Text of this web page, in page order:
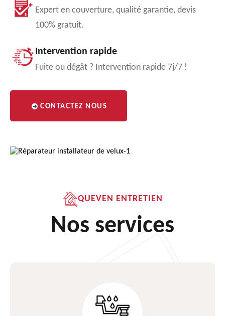
Expert en couverture, qualité garantie, devis
100% gratuit.
Intervention rapide
Fuite ou dégât ? Intervention rapide 7j/7 !
CONTACTEZ NOUS
QUEVEN ENTRETIEN
Nos services